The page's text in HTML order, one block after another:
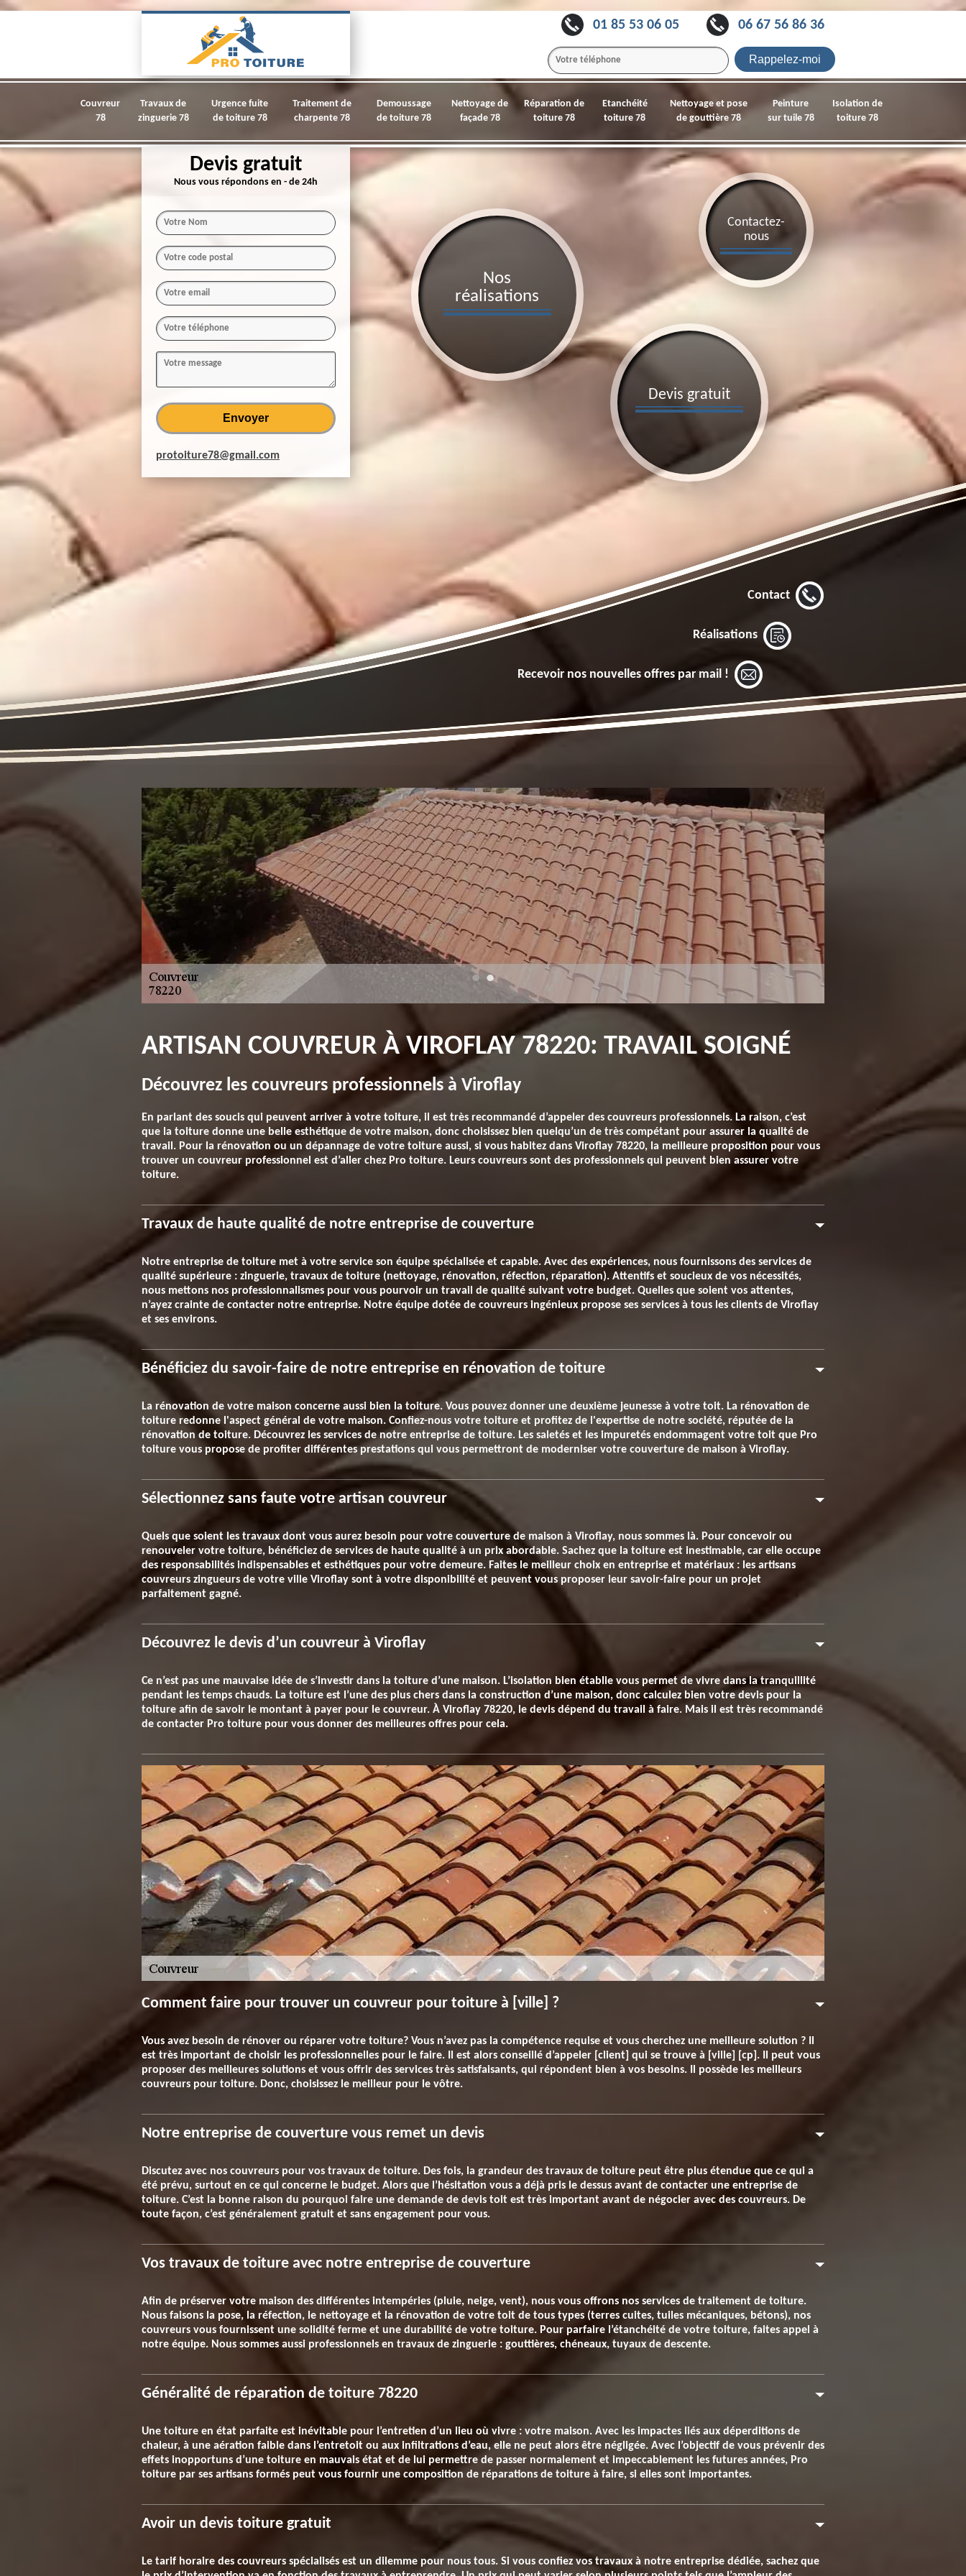
01 85 53 06 05 06 67 56 86 36
Couvreur
78
Travaux de
zinguerie 78
Urgence fuite
de toiture 78
Traitement de
charpente 78
Demoussage
de toiture 78
Nettoyage de
façade 78
Réparation de
toiture 78
Etanchéité
toiture 78
Nettoyage et pose
de gouttière 78
Peinture
sur tuile 78
Isolation de
toiture 78
Devis gratuit
Nous vous répondons en - de 24h
protoiture78@gmail.com
Devis gratuit
Contactez-
nous
Nos
réalisations
Contact
Réalisations
Recevoir nos nouvelles offres par mail !
ARTISAN COUVREUR À VIROFLAY 78220: TRAVAIL SOIGNÉ
Découvrez les couvreurs professionnels à Viroflay
En parlant des soucis qui peuvent arriver à votre toiture, il est très recommandé d’appeler des couvreurs professionnels. La raison, c’est
que la toiture donne une belle esthétique de votre maison, donc choisissez bien quelqu’un de très compétant pour assurer la qualité de
travail. Pour la rénovation ou un dépannage de votre toiture aussi, si vous habitez dans Viroflay 78220, la meilleure proposition pour vous
trouver un couvreur professionnel est d’aller chez Pro toiture. Leurs couvreurs sont des professionnels qui peuvent bien assurer votre
toiture.
Travaux de haute qualité de notre entreprise de couverture
Notre entreprise de toiture met à votre service son équipe spécialisée et capable. Avec des expériences, nous fournissons des services de
qualité supérieure : zinguerie, travaux de toiture (nettoyage, rénovation, réfection, réparation). Attentifs et soucieux de vos nécessités,
nous mettons nos professionnalismes pour vous pourvoir un travail de qualité suivant votre budget. Quelles que soient vos attentes,
n’ayez crainte de contacter notre entreprise. Notre équipe dotée de couvreurs ingénieux propose ses services à tous les clients de Viroflay
et ses environs.
Bénéficiez du savoir-faire de notre entreprise en rénovation de toiture
La rénovation de votre maison concerne aussi bien la toiture. Vous pouvez donner une deuxième jeunesse à votre toit. La rénovation de
toiture redonne l'aspect général de votre maison. Confiez-nous votre toiture et profitez de l'expertise de notre société, réputée de la
rénovation de toiture. Découvrez les services de notre entreprise de toiture. Les saletés et les impuretés endommagent votre toit que Pro
toiture vous propose de profiter différentes prestations qui vous permettront de moderniser votre couverture de maison à Viroflay.
Sélectionnez sans faute votre artisan couvreur
Quels que soient les travaux dont vous aurez besoin pour votre couverture de maison à Viroflay, nous sommes là. Pour concevoir ou
renouveler votre toiture, bénéficiez de services de haute qualité à un prix abordable. Sachez que la toiture est inestimable, car elle occupe
des responsabilités indispensables et esthétiques pour votre demeure. Faites le meilleur choix en entreprise et matériaux : les artisans
couvreurs zingueurs de votre ville Viroflay sont à votre disponibilité et peuvent vous proposer leur savoir-faire pour un projet
parfaitement gagné.
Découvrez le devis d’un couvreur à Viroflay
Ce n’est pas une mauvaise idée de s’investir dans la toiture d’une maison. L’isolation bien établie vous permet de vivre dans la tranquillité
pendant les temps chauds. La toiture est l’une des plus chers dans la construction d’une maison, donc calculez bien votre devis pour la
toiture afin de savoir le montant à payer pour le couvreur. À Viroflay 78220, le devis dépend du travail à faire. Mais il est très recommandé
de contacter Pro toiture pour vous donner des meilleures offres pour cela.
Comment faire pour trouver un couvreur pour toiture à [ville] ?
Vous avez besoin de rénover ou réparer votre toiture? Vous n’avez pas la compétence requise et vous cherchez une meilleure solution ? Il
est très important de choisir les professionnelles pour le faire. Il est alors conseillé d’appeler [client] qui se trouve à [ville] [cp]. Il peut vous
proposer des meilleures solutions et vous offrir des services très satisfaisants, qui répondent bien à vos besoins. Il possède les meilleurs
couvreurs pour toiture. Donc, choisissez le meilleur pour le vôtre.
Notre entreprise de couverture vous remet un devis
Discutez avec nos couvreurs pour vos travaux de toiture. Des fois, la grandeur des travaux de toiture peut être plus étendue que ce qui a
été prévu, surtout en ce qui concerne le budget. Alors que l’hésitation vous a déjà pris le dessus avant de contacter une entreprise de
toiture. C’est la bonne raison du pourquoi faire une demande de devis toit est très important avant de négocier avec des couvreurs. De
toute façon, c’est généralement gratuit et sans engagement pour vous.
Vos travaux de toiture avec notre entreprise de couverture
Afin de préserver votre maison des différentes intempéries (pluie, neige, vent), nous vous offrons nos services de traitement de toiture.
Nous faisons la pose, la réfection, le nettoyage et la rénovation de votre toit de tous types (terres cuites, tuiles mécaniques, bétons), nos
couvreurs vous fournissent une solidité ferme et une durabilité de votre toiture. Pour parfaire l’étanchéité de votre toiture, faites appel à
notre équipe. Nous sommes aussi professionnels en travaux de zinguerie : gouttières, chéneaux, tuyaux de descente.
Généralité de réparation de toiture 78220
Une toiture en état parfaite est inévitable pour l’entretien d’un lieu où vivre : votre maison. Avec les impactes liés aux déperditions de
chaleur, à une aération faible dans l’entretoit ou aux infiltrations d’eau, elle ne peut alors être négligée. Avec l’objectif de vous prévenir des
effets inopportuns d’une toiture en mauvais état et de lui permettre de passer normalement et impeccablement les futures années, Pro
toiture par ses artisans formés peut vous fournir une composition de réparations de toiture à faire, si elles sont importantes.
Avoir un devis toiture gratuit
Le tarif horaire des couvreurs spécialisés est un dilemme pour nous tous. Si vous confiez vos travaux à notre entreprise dédiée, sachez que